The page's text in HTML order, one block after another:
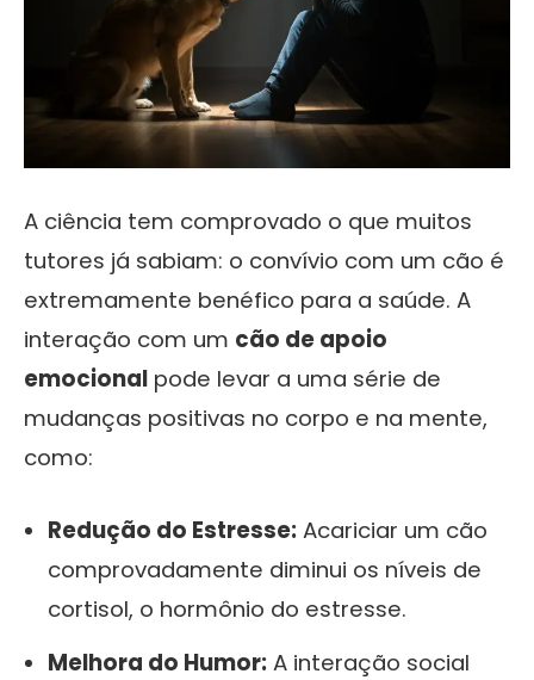
A ciência tem comprovado o que muitos
tutores já sabiam: o convívio com um cão é
extremamente benéfico para a saúde. A
interação com um cão de apoio
emocional pode levar a uma série de
mudanças positivas no corpo e na mente,
como:
Redução do Estresse: Acariciar um cão
comprovadamente diminui os níveis de
cortisol, o hormônio do estresse.
Melhora do Humor: A interação social